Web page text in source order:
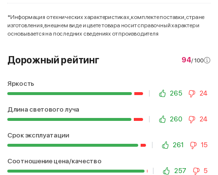
*Информация о технических характеристиках, комплекте поставки, стране
изготовления, внешнем виде и цвете товара носит справочный характер и
основывается на последних сведениях от производителя
Дорожный рейтинг 94/ 100
Яркость
265
24
Длина светового луча
260
24
Срок эксплуатации
261
15
Соотношение цена/качество
257
5